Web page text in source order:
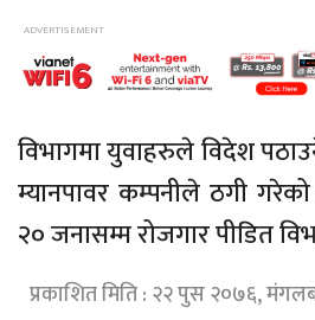
विभागमा युवाहरुले विदेश
म्यानपावर कम्पनीले ठगी
२० जनासम्म रोजगार पीडित
प्रकाशित मिति : २२ पुस २०७६,